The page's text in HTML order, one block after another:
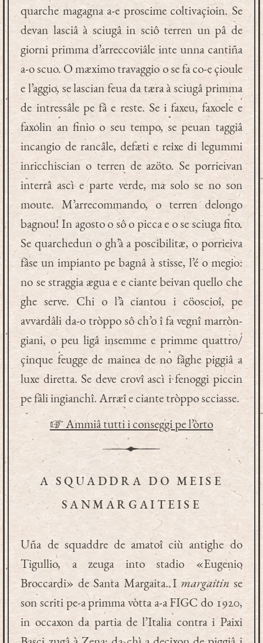
quarche magagna a-e proscime coltivaçioin. Se
devan lasciâ à sciugâ in sciô terren un pâ de
giorni primma d’arreccoviâle inte unna cantiña
a-o scuo. O mæximo travaggio o se fa co-e çioule
e l’aggio, se lascian feua da tæra à sciugâ primma
de intressâle pe fâ e reste. Se i faxeu, faxoele e
faxolin an finio o seu tempo, se peuan taggiâ
incangio de rancâle, defæti e reixe di legummi
inricchiscian o terren de azöto. Se porrieivan
interrâ ascì e parte verde, ma solo se no son
moute. M’arrecommando, o terren delongo
bagnou! In agosto o sô o picca e o se sciuga fito.
Se quarchedun o gh’à a poscibilitæ, o porrieiva
fâse un impianto pe bagnâ à stisse, l’é o megio:
no se straggia ægua e e ciante beivan quello che
ghe serve. Chi o l’à ciantou i cöoscioî, pe
avvardâli da-o tròppo sô ch’o î fa vegnî marròn-
giani, o peu ligâ insemme e primme quattro/
çinque feugge de mainea de no fâghe piggiâ a
luxe diretta. Se deve crovî ascì i fenoggi piccin
pe fâli ingianchî. Arræî e ciante tròppo scciasse.
☞ Ammiâ tutti i conseggi pe l’òrto
A SQUADDRA DO MEISE
SANMARGAITEISE
Uña de squaddre de amatoî ciù antighe do
Tigullio, a zeuga into stadio «Eugenio
Broccardi» de Santa Margaita. I margaitin se
son scriti pe-a primma vòtta a-a FIGC do 1920,
in occaxon da partia de l’Italia contra i Paixi